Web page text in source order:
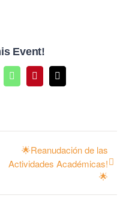
Event!
WhatsAppPinterestEmail
🌟Reanudación de las
Actividades Académicas!
🌟